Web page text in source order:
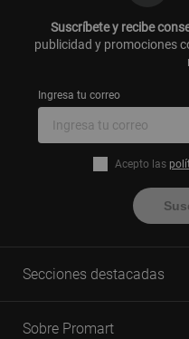
Suscríbete y recibe
publicidad y promociones
Ingresa tu correo
Acepto las
Secciones destacadas
Sobre Promart